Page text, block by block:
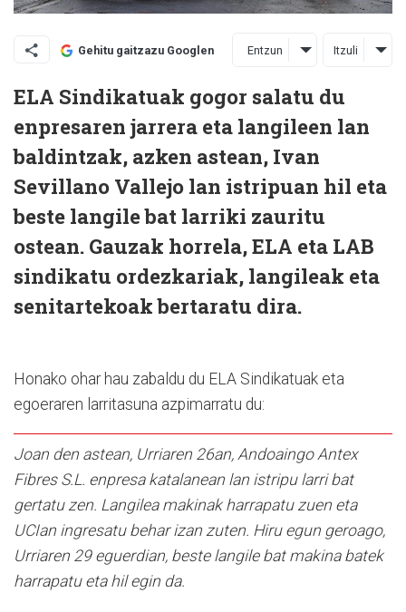
Gehitu gaitzazu Googlen Entzun Itzuli
ELA Sindikatuak gogor salatu du
enpresaren jarrera eta langileen lan
baldintzak, azken astean, Ivan
Sevillano Vallejo lan istripuan hil eta
beste langile bat larriki zauritu
ostean. Gauzak horrela, ELA eta LAB
sindikatu ordezkariak, langileak eta
senitartekoak bertaratu dira.
Honako ohar hau zabaldu du ELA Sindikatuak eta
egoeraren larritasuna azpimarratu du:
Joan den astean, Urriaren 26an, Andoaingo Antex
Fibres S.L. enpresa katalanean lan istripu larri bat
gertatu zen. Langilea makinak harrapatu zuen eta
UCIan ingresatu behar izan zuten. Hiru egun geroago,
Urriaren 29 eguerdian, beste langile bat makina batek
harrapatu eta hil egin da.